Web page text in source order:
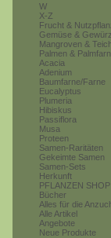
W
X-Z
Frucht &
Gemüse &
Mangroven & Teich
Palmen &
Acacia
Adenium
Baumfarne/Farne
Eucalyptus
Plumeria
Hibiskus
Passiflora
Musa
Proteen
Samen-Raritäten
Gekeimte Samen
Samen-Sets
Herkunft
PFLANZEN SHOP
Bücher
Alles für die
Alle Artikel
Angebote
Neue Produkte